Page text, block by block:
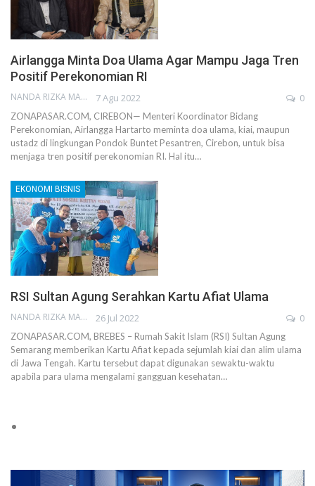
Airlangga Minta Doa Ulama Agar Mampu Jaga Tren
Positif Perekonomian RI
NANDA RIZKA MAHENDRA 7 Agu 2022 0
ZONAPASAR.COM, CIREBON— Menteri Koordinator Bidang
Perekonomian, Airlangga Hartarto meminta doa ulama, kiai, maupun
ustadz di lingkungan Pondok Buntet Pesantren, Cirebon, untuk bisa
menjaga tren positif perekonomian RI. Hal itu…
EKONOMI BISNIS
RSI Sultan Agung Serahkan Kartu Afiat Ulama
NANDA RIZKA MAHENDRA 26 Jul 2022 0
ZONAPASAR.COM, BREBES – Rumah Sakit Islam (RSI) Sultan Agung
Semarang memberikan Kartu Afiat kepada sejumlah kiai dan alim ulama
di Jawa Tengah. Kartu tersebut dapat digunakan sewaktu-waktu
apabila para ulama mengalami gangguan kesehatan…